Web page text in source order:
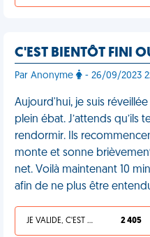
C'EST BIENTÔT FINI
Par Anonyme - 26/09/2023
Aujourd'hui, je suis
plein ébat. J’attends
rendormir. Ils
monte et sonne
net. Voilà maintenant 10
afin de ne plus être
JE VALIDE, C'EST UNE VDM 2 405